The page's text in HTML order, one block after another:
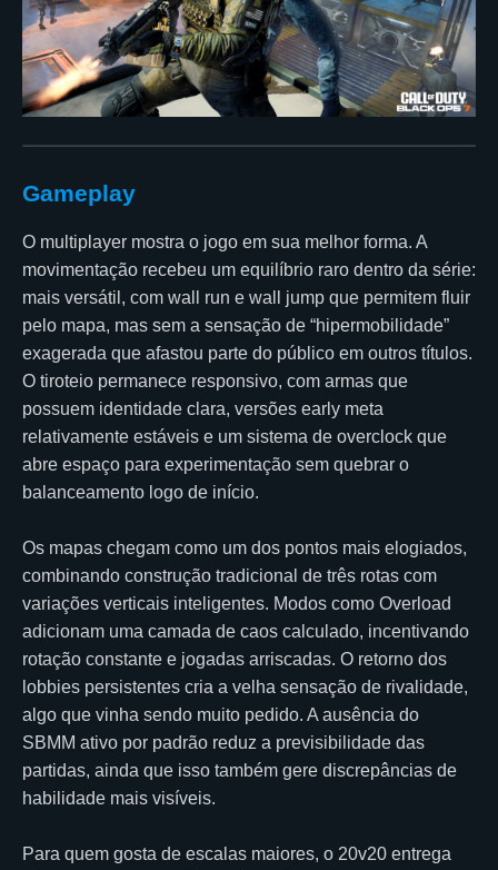
Gameplay
O multiplayer mostra o jogo em sua melhor forma. A
movimentação recebeu um equilíbrio raro dentro da série:
mais versátil, com wall run e wall jump que permitem fluir
pelo mapa, mas sem a sensação de “hipermobilidade”
exagerada que afastou parte do público em outros títulos.
O tiroteio permanece responsivo, com armas que
possuem identidade clara, versões early meta
relativamente estáveis e um sistema de overclock que
abre espaço para experimentação sem quebrar o
balanceamento logo de início.
Os mapas chegam como um dos pontos mais elogiados,
combinando construção tradicional de três rotas com
variações verticais inteligentes. Modos como Overload
adicionam uma camada de caos calculado, incentivando
rotação constante e jogadas arriscadas. O retorno dos
lobbies persistentes cria a velha sensação de rivalidade,
algo que vinha sendo muito pedido. A ausência do
SBMM ativo por padrão reduz a previsibilidade das
partidas, ainda que isso também gere discrepâncias de
habilidade mais visíveis.
Para quem gosta de escalas maiores, o 20v20 entrega